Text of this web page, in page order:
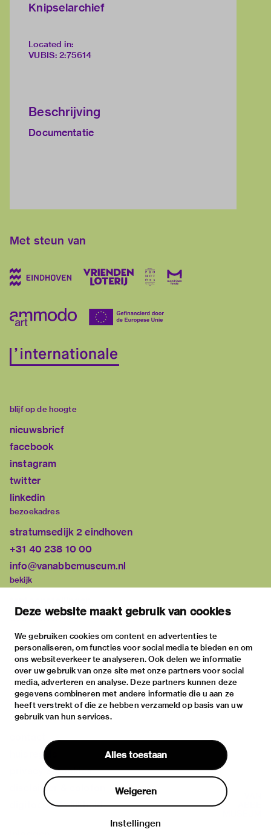
Deze website maakt gebruik van cookies
We gebruiken cookies om content en advertenties te
personaliseren, om functies voor social media te bieden en om
ons websiteverkeer te analyseren. Ook delen we informatie
over uw gebruik van onze site met onze partners voor social
media, adverteren en analyse. Deze partners kunnen deze
gegevens combineren met andere informatie die u aan ze
heeft verstrekt of die ze hebben verzameld op basis van uw
gebruik van hun services.
Alles toestaan
Weigeren
Instellingen
Knipselarchief
Located in:
VUBIS: 2:75614
Beschrijving
Documentatie
Met steun van
blijf op de hoogte
nieuwsbrief
facebook
instagram
twitter
linkedin
bezoekadres
stratumsedijk 2 eindhoven
+31 40 238 10 00
info@vanabbemuseum.nl
bekijk
activiteiten
praktische informatie
over
het museum
de collectie
fondsen & partners
huisregels
privacy & cookies
disclaimer & colofon
digitoegankelijkheid